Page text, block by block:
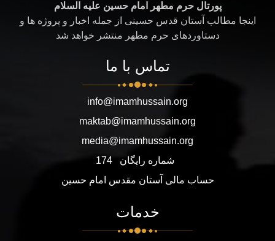
پورتال حرم مطهر امام حسین علیه السلام
اینجا مطالب آستان قدس حسینی از جمله اخبار و پروژه ها و
دستاوردهای حرم مطهر منتشر خواهد شد
تماس با ما
info@imamhussain.org
maktab@imamhussain.org
media@imamhussain.org
شماره رایگان
174
حساب مالی آستان مقدس امام حسین
خدمات